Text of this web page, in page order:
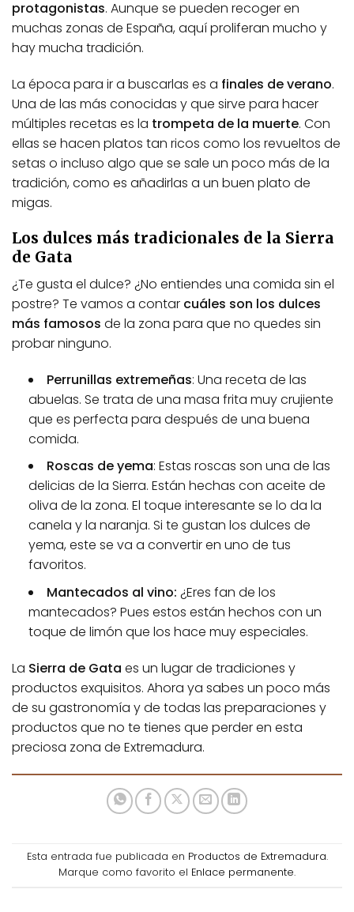
protagonistas. Aunque se pueden recoger en
muchas zonas de España, aquí proliferan mucho y
hay mucha tradición.
La época para ir a buscarlas es a finales de verano.
Una de las más conocidas y que sirve para hacer
múltiples recetas es la trompeta de la muerte. Con
ellas se hacen platos tan ricos como los revueltos de
setas o incluso algo que se sale un poco más de la
tradición, como es añadirlas a un buen plato de
migas.
Los dulces más tradicionales de la Sierra
de Gata
¿Te gusta el dulce? ¿No entiendes una comida sin el
postre? Te vamos a contar cuáles son los dulces
más famosos de la zona para que no quedes sin
probar ninguno.
Perrunillas extremeñas: Una receta de las
abuelas. Se trata de una masa frita muy crujiente
que es perfecta para después de una buena
comida.
Roscas de yema: Estas roscas son una de las
delicias de la Sierra. Están hechas con aceite de
oliva de la zona. El toque interesante se lo da la
canela y la naranja. Si te gustan los dulces de
yema, este se va a convertir en uno de tus
favoritos.
Mantecados al vino: ¿Eres fan de los
mantecados? Pues estos están hechos con un
toque de limón que los hace muy especiales.
La Sierra de Gata es un lugar de tradiciones y
productos exquisitos. Ahora ya sabes un poco más
de su gastronomía y de todas las preparaciones y
productos que no te tienes que perder en esta
preciosa zona de Extremadura.
Esta entrada fue publicada en Productos de Extremadura.
Marque como favorito el Enlace permanente.